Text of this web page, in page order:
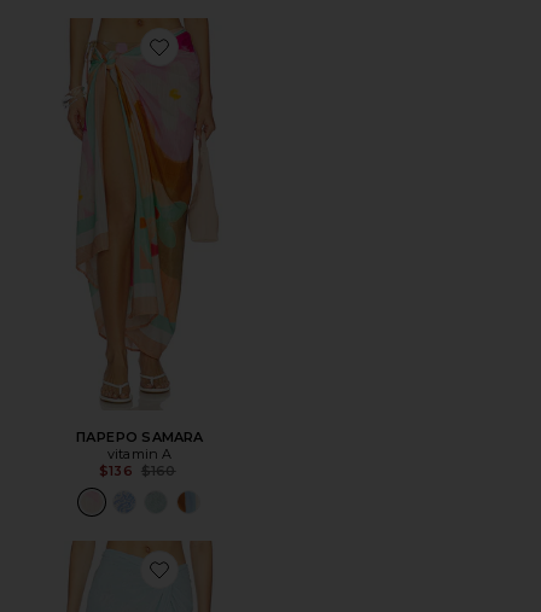
Favorite ПАРЕРО SAMARA
ПАРЕРО SAMARA
vitamin A
$136 Previous price:
$160
Favorite ЮБКА LORLI